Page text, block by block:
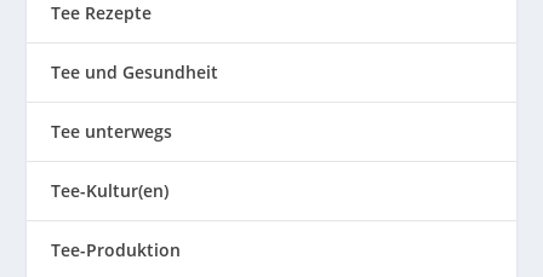
Tee Rezepte
Tee und Gesundheit
Tee unterwegs
Tee-Kultur(en)
Tee-Produktion